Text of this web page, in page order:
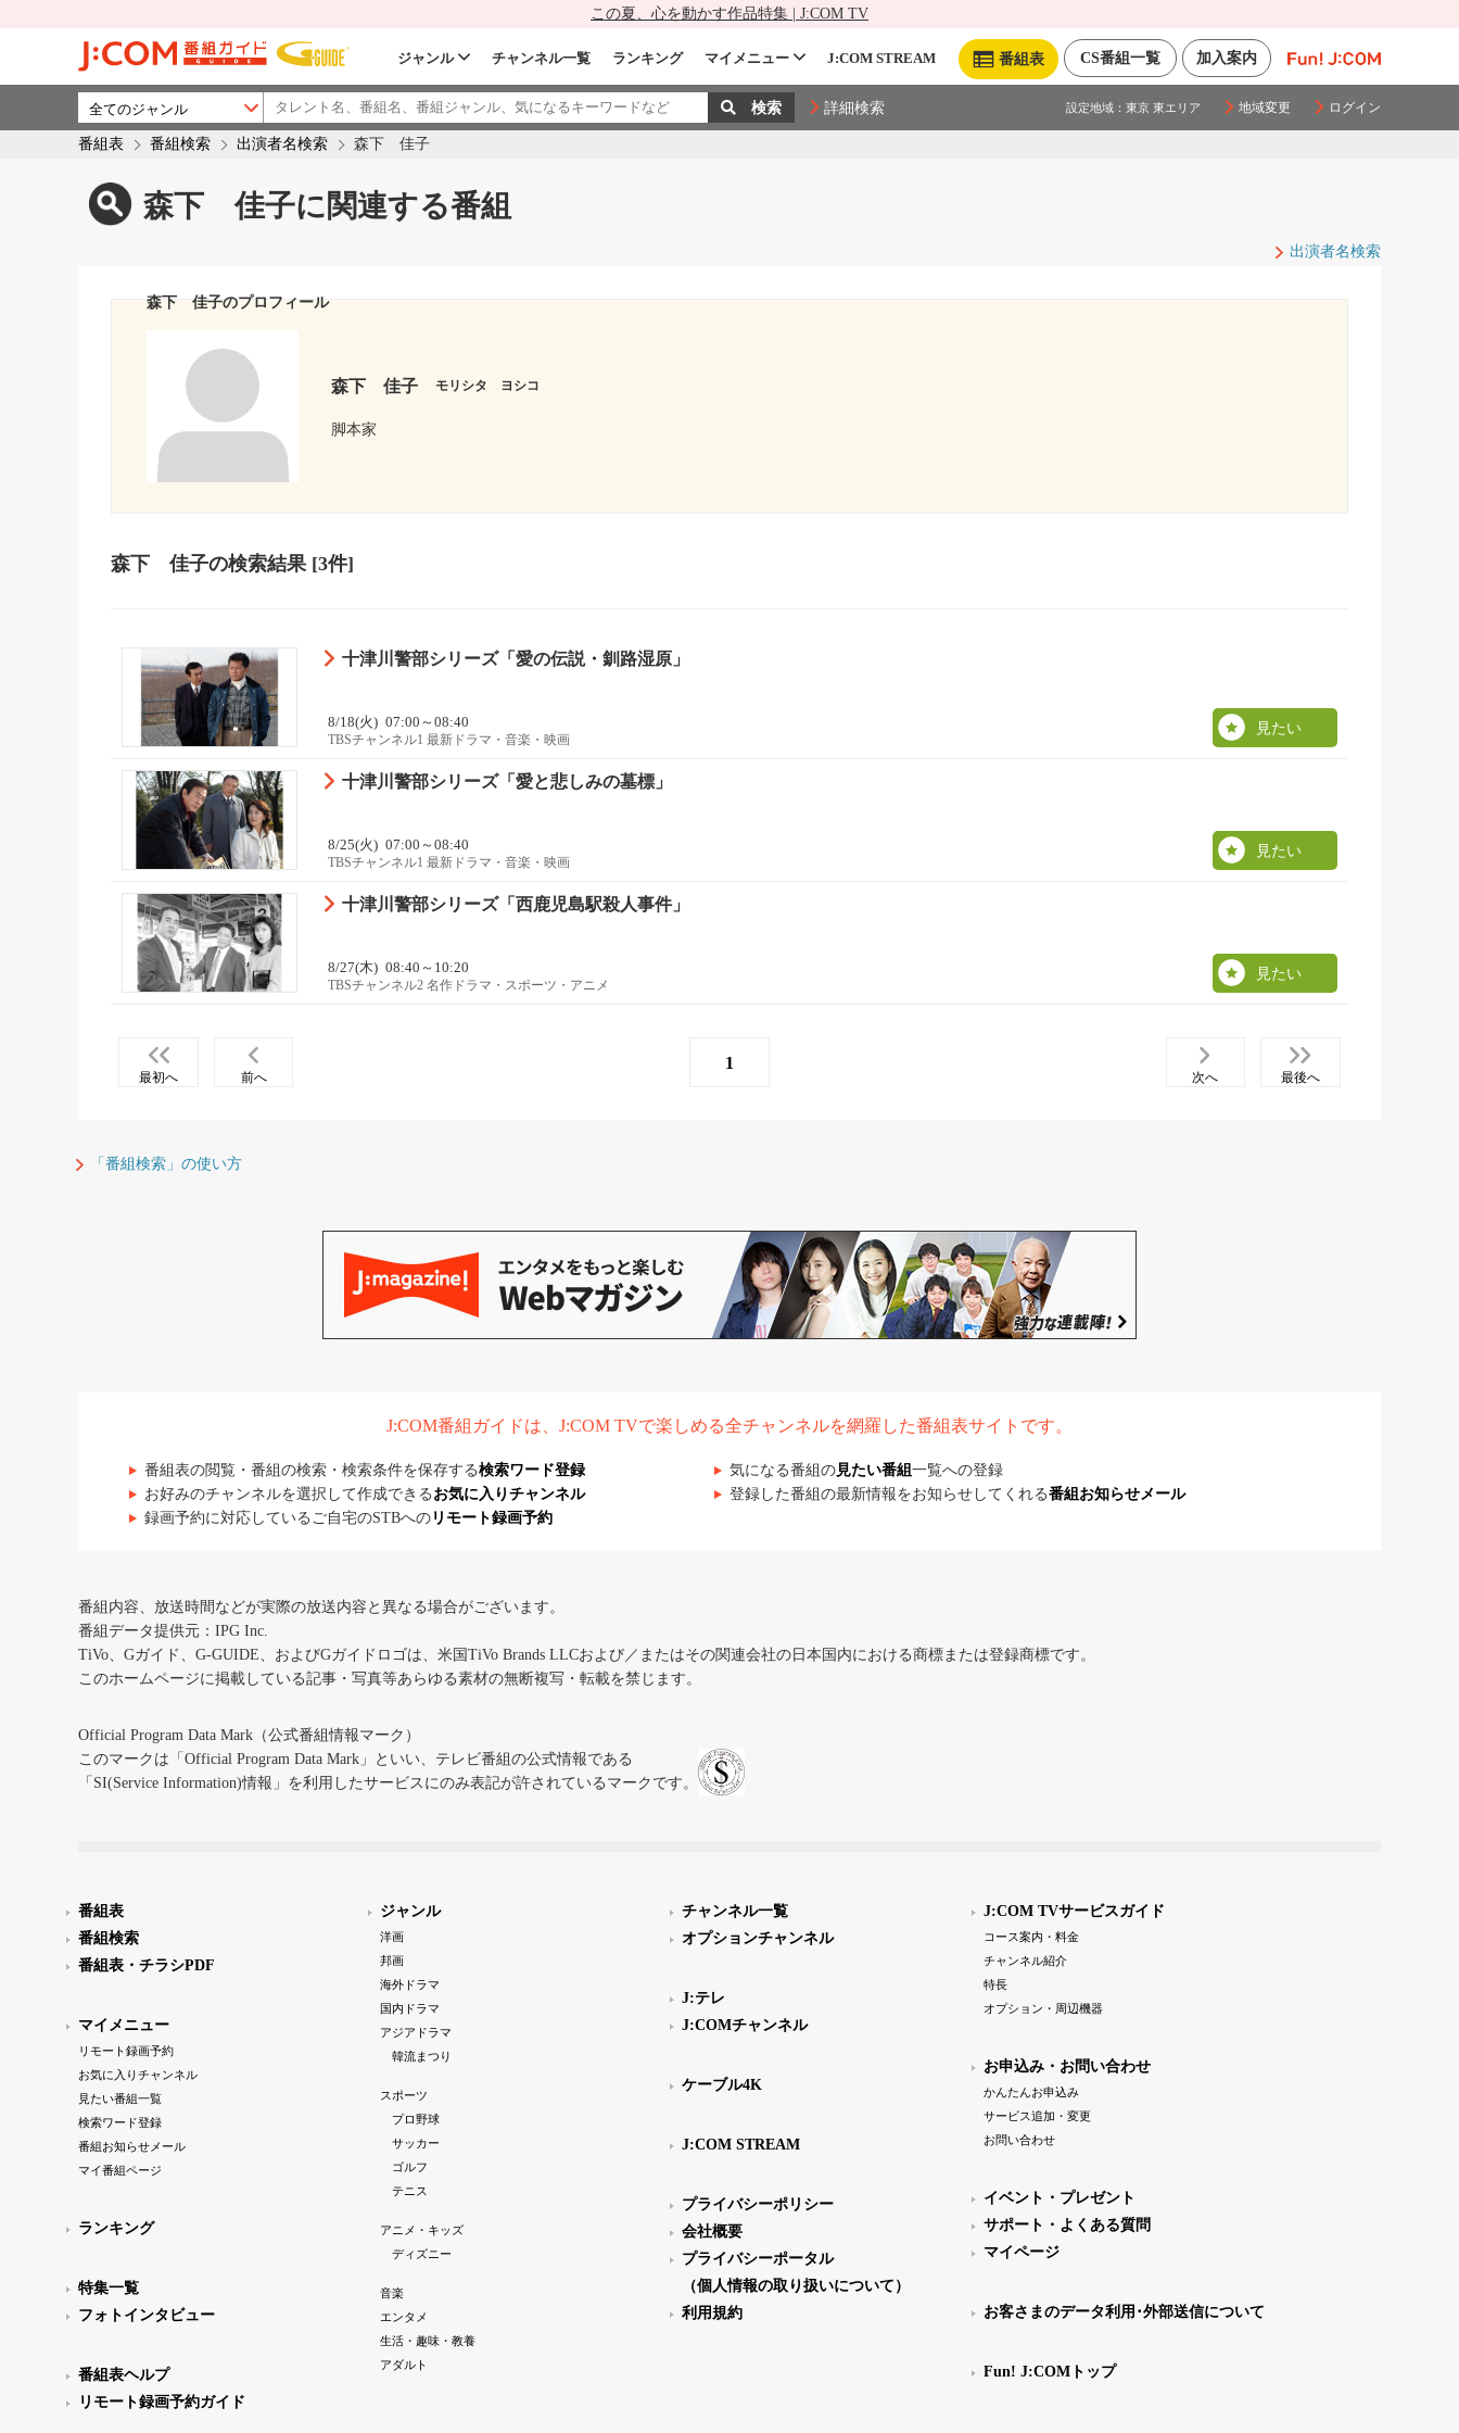
この夏、心を動かす作品特集 | J:COM TV
加入案内
CS番組一覧
番組表
ジャンル チャンネル一覧 ランキング マイメニュー J:COM STREAM
詳細検索 設定地域： 東京 東エリア 地域変更 ログイン
番組表 番組検索 出演者名検索 森下 佳子
森下 佳子に関連する番組
出演者名検索
森下 佳子のプロフィール
森下 佳子 モリシタ ヨシコ
脚本家
森下 佳子の検索結果[3件]
十津川警部シリーズ「愛の伝説・釧路湿原」
8/18(火) 07:00～08:40
TBSチャンネル1 最新ドラマ・音楽・映画
見たい
十津川警部シリーズ「愛と悲しみの墓標」
8/25(火) 07:00～08:40
TBSチャンネル1 最新ドラマ・音楽・映画
見たい
十津川警部シリーズ「西鹿児島駅殺人事件」
8/27(木) 08:40～10:20
TBSチャンネル2 名作ドラマ・スポーツ・アニメ
見たい
最初へ 前へ
1
次へ 最後へ
「番組検索」の使い方
J:COM番組ガイドは、J:COM TVで楽しめる全チャンネルを網羅した番組表サイトです。
番組表の閲覧・番組の検索・検索条件を保存する検索ワード登録 気になる番組の見たい番組 一覧への登録
お好みのチャンネルを選択して作成できる お気に入りチャンネル 登録した番組の最新情報をお知らせしてくれる番組お知らせメール
録画予約に対応しているご自宅のSTBへの リモート録画予約
番組内容、放送時間などが実際の放送内容と異なる場合がございます。
番組データ提供元：IPG Inc.
TiVo、Gガイド、G-GUIDE、およびGガイドロゴは、米国TiVo Brands LLCおよび／またはその関連会社の日本国内における商標または登録商標です。
このホームページに掲載している記事・写真等あらゆる素材の無断複写・転載を禁じます。
Official Program Data Mark（公式番組情報マーク）
このマークは「Official Program Data Mark」といい、テレビ番組の公式情報である
「SI(Service Information)情報」を利用したサービスにのみ表記が許されているマークです。
番組表
番組検索
番組表・チラシPDF
マイメニュー
リモート録画予約
お気に入りチャンネル
見たい番組一覧
検索ワード登録
番組お知らせメール
マイ番組ページ
ランキング
特集一覧
フォトインタビュー
番組表ヘルプ
リモート録画予約ガイド
ジャンル
洋画
邦画
海外ドラマ
国内ドラマ
アジアドラマ
韓流まつり
スポーツ
プロ野球
サッカー
ゴルフ
テニス
アニメ・キッズ
ディズニー
音楽
エンタメ
生活・趣味・教養
アダルト
チャンネル一覧
オプションチャンネル
J:テレ
J:COMチャンネル
ケーブル4K
J:COM STREAM
プライバシーポリシー
会社概要
プライバシーポータル
（個人情報の取り扱いについて）
利用規約
J:COM TVサービスガイド
コース案内・料金
チャンネル紹介
特長
オプション・周辺機器
お申込み・お問い合わせ
かんたんお申込み
サービス追加・変更
お問い合わせ
イベント・プレゼント
サポート・よくある質問
マイページ
お客さまのデータ利用･外部送信について
Fun! J:COMトップ